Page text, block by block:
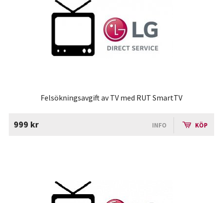
Felsökningsavgift av TV med RUT SmartTV
999 kr INFO KÖP